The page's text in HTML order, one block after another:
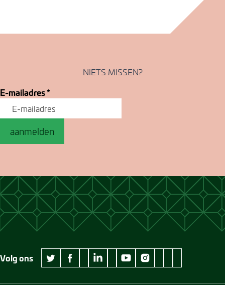
NIETS MISSEN?
E-mailadres*
aanmelden
Volg ons
twitter Museum Jan Cunen
facebook Museum Jan Cunen
wikipedia Museum Jan Cunen
linkedin Museum Jan Cunen
googleplus Museum Jan Cunen
youtube Museum Jan Cunen
instagram Museum